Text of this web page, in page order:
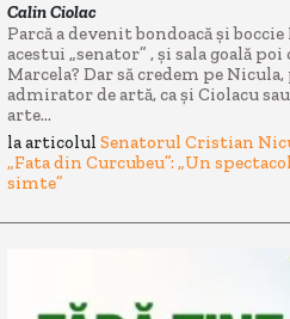
Calin Ciolac
Parcă a devenit bondoacă și
acestui „senator” , și sala goală poi
Marcela? Dar să credem pe
admirator de artă, ca și Ciolacu
arte...
la articolul Senatorul Cristian
„Fata din Curcubeu”: „Un
simte”